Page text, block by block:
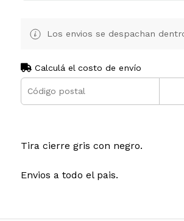
Los envios se despachan
Calculá el costo de envío
Tira cierre gris con negro.
Envios a todo el pais.